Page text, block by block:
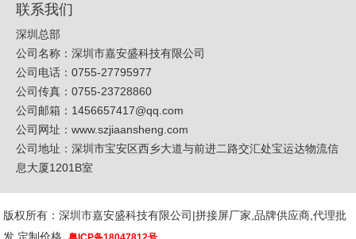
联系我们
深圳总部
公司名称：深圳市嘉安盛科技有限公司
公司电话：0755-27795977
公司传真：0755-23728860
公司邮箱： 1456657417@qq.com
公司网址： www.szjiaansheng.com
公司地址：深圳市宝安区西乡大道与前进二路交汇处宝运达物流信
息大厦1201B室
版权所有：深圳市嘉安盛科技有限公司|拼接屏厂家,品牌供应商,代理批
发,定制价格